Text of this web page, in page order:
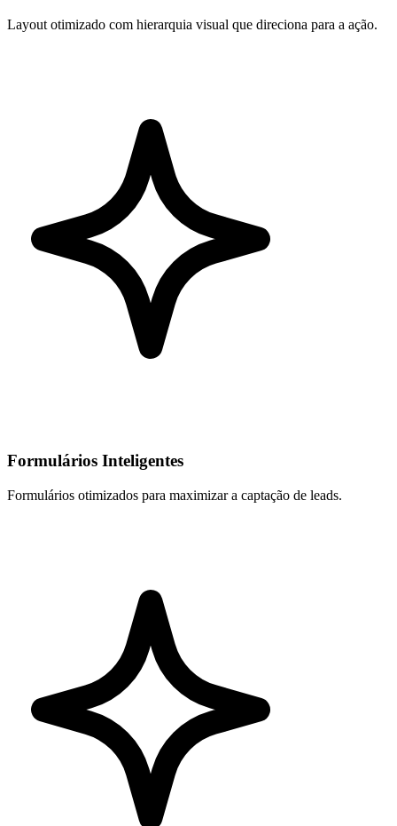
Layout otimizado com hierarquia visual que direciona para a ação.
Formulários Inteligentes
Formulários otimizados para maximizar a captação de leads.